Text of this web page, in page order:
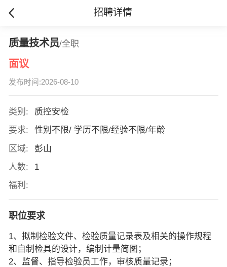
招聘详情
质量技术员/全职
面议
发布时间:2026-08-10
类别:
质控安检
要求:
性别不限/ 学历不限/经验不限/年龄
区域:
彭山
人数:
1
福利:
职位要求
1、拟制检验文件、检验质量记录表及相关的操作规程
和自制检具的设计，编制计量简图；
2、监督、指导检验员工作，审核质量记录；